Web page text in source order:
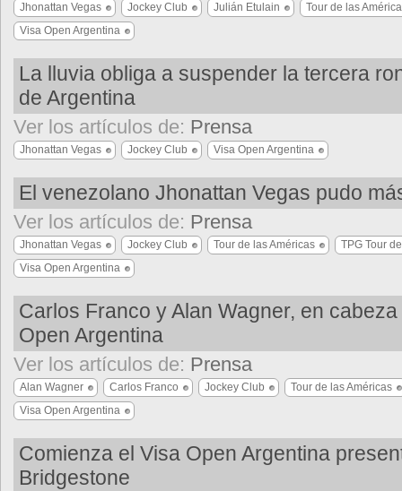
Jhonattan Vegas Jockey Club Julián Etulain
Tour de las
Visa Open Argentina
La lluvia obliga a suspender la tercera
de Argentina
Ver los artículos de: Prensa
Jhonattan Vegas Jockey Club Visa Open Argentina
El venezolano Jhonattan Vegas pudo
Ver los artículos de: Prensa
Jhonattan Vegas Jockey Club Tour de las Américas
TPG Tour
Visa Open Argentina
Carlos Franco y Alan Wagner, en
Open Argentina
Ver los artículos de: Prensa
Alan Wagner Carlos Franco Jockey Club
Tour de las Américas
Visa Open Argentina
Comienza el Visa Open Argentina
Bridgestone